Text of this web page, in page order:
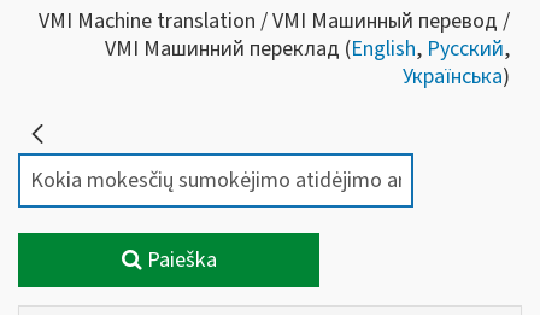
VMI Machine translation / VMI Машинный перевод /
VMI Машинний переклад (English, Русский,
Українська)
Paieška